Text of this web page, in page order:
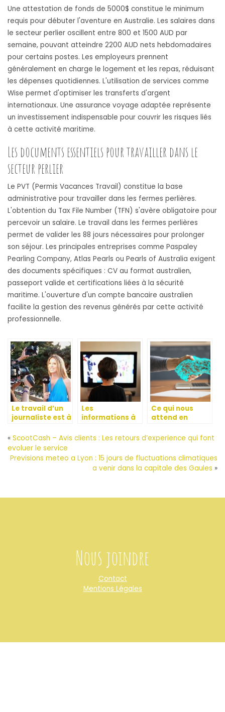
Une attestation de fonds de 5000$ constitue le minimum
requis pour débuter l'aventure en Australie. Les salaires dans
le secteur perlier oscillent entre 800 et 1500 AUD par
semaine, pouvant atteindre 2200 AUD nets hebdomadaires
pour certains postes. Les employeurs prennent
généralement en charge le logement et les repas, réduisant
les dépenses quotidiennes. L'utilisation de services comme
Wise permet d'optimiser les transferts d'argent
internationaux. Une assurance voyage adaptée représente
un investissement indispensable pour couvrir les risques liés
à cette activité maritime.
Les documents essentiels pour travailler dans le
secteur perlier
Le PVT (Permis Vacances Travail) constitue la base
administrative pour travailler dans les fermes perlières.
L'obtention du Tax File Number (TFN) s'avère obligatoire pour
percevoir un salaire. Le travail dans les fermes perlières
permet de valider les 88 jours nécessaires pour prolonger
son séjour. Les principales entreprises comme Paspaley
Pearling Company, Atlas Pearls ou Pearls of Australia exigent
des documents spécifiques : CV au format australien,
passeport valide et certifications liées à la sécurité
maritime. L'ouverture d'un compte bancaire australien
facilite la gestion des revenus générés par cette activité
professionnelle.
Le travail d’un
journaliste est à
Les
informations à
faut-il faire
tout ?
Ce qui nous
attend en
technologie en
2023
« ScootCash – Avis clients : Les retours d’experience qui font
evoluer le service
Previsions meteo a Lyon : 15 jours de fluctuations climatiques
a venir dans la capitale des Gaules »
Nous joindre
Contact
Mentions Légales